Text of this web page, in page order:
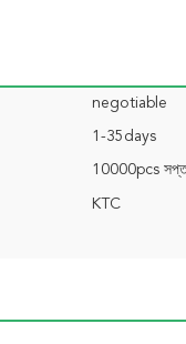
negotiable
1-35days
10000pcs
KTC